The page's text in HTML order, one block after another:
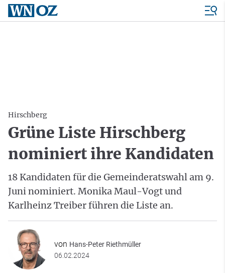
Hirschberg
Grüne Liste Hirschberg
nominiert ihre Kandidaten
18 Kandidaten für die Gemeinderatswahl am 9.
Juni nominiert. Monika Maul-Vogt und
Karlheinz Treiber führen die Liste an.
von Hans-Peter Riethmüller
06.02.2024